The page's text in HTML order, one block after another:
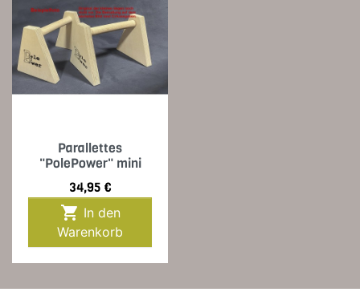
Parallettes
"PolePower" mini
Preis
34,95 €

Warenkorb